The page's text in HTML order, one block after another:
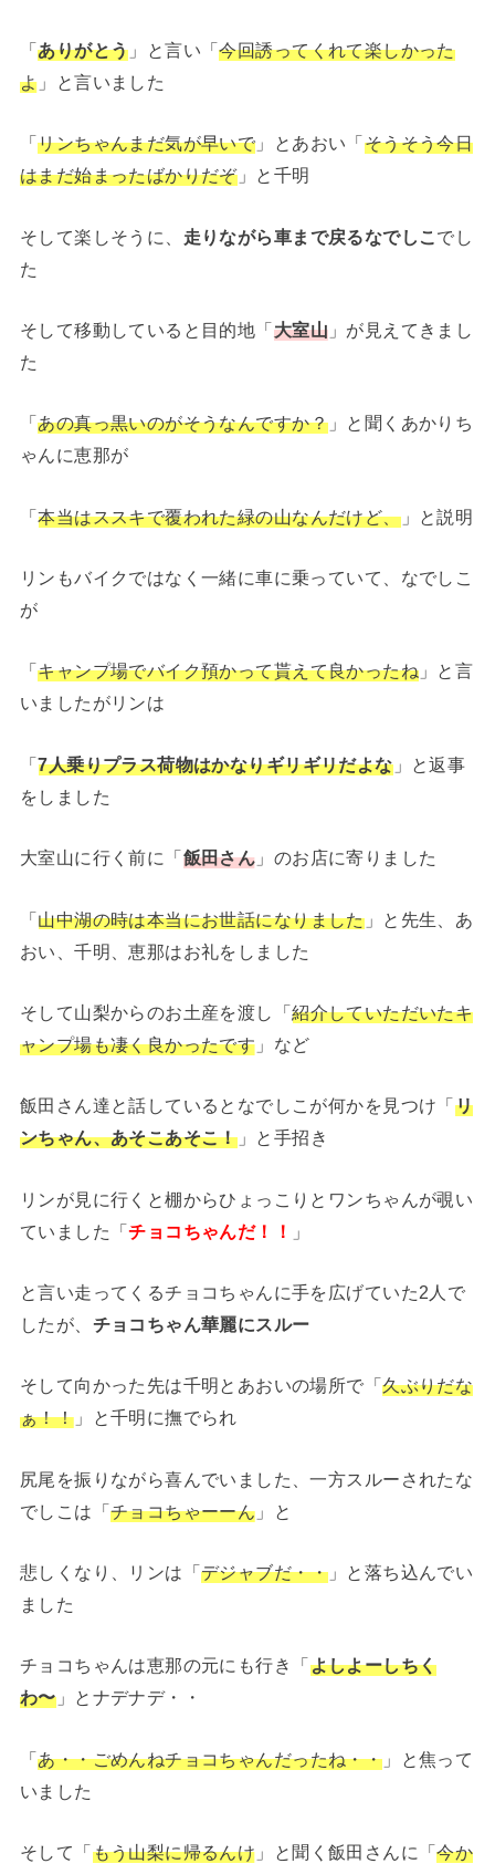
「ありがとう 」と言い「今回誘ってくれて楽しかった
よ 」と言いました
「リンちゃんまだ気が早いで 」とあおい「そうそう今日
はまだ始まったばかりだぞ」と千明
そして楽しそうに、 走りながら車まで戻るなでしこ でし
た
そして移動していると目的地「大室山」が見えてきまし
た
「あの真っ黒いのがそうなんですか？」と聞くあかりち
ゃんに恵那が
「本当はススキで覆われた緑の山なんだけど、」と説明
リンもバイクではなく一緒に車に乗っていて、なでしこ
が
「キャンプ場でバイク預かって貰えて良かったね」と言
いましたがリンは
「7人乗りプラス荷物はかなりギリギリだよな」と返事
をしました
大室山に行く前に「飯田さん 」のお店に寄りました
「山中湖の時は本当にお世話になりました」と先生、あ
おい、千明、恵那はお礼をしました
そして山梨からのお土産を渡し「紹介していただいたキ
ャンプ場も凄く良かったです 」など
飯田さん達と話しているとなでしこが何かを見つけ「リ
ンちゃん、あそこあそこ！」と手招き
リンが見に行くと棚からひょっこりとワンちゃんが覗い
ていました「チョコちゃんだ！！ 」
と言い走ってくるチョコちゃんに手を広げていた2人で
したが、 チョコちゃん華麗にスルー
そして向かった先は千明とあおいの場所で「久ぶりだな
ぁ！！ 」と千明に撫でられ
尻尾を振りながら喜んでいました、一方スルーされたな
でしこは「チョコちゃーーん 」と
悲しくなり、リンは「デジャブだ・・」と落ち込んでい
ました
チョコちゃんは恵那の元にも行き「 よしよーしちく
わ〜」とナデナデ・・
「あ・・ごめんねチョコちゃんだったね・・ 」と焦って
いました
そして「もう山梨に帰るんけ 」と聞く飯田さんに「今か